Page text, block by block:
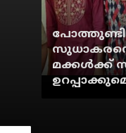
പോത്തുണ്ടി
മക്കള്‍ക്ക്